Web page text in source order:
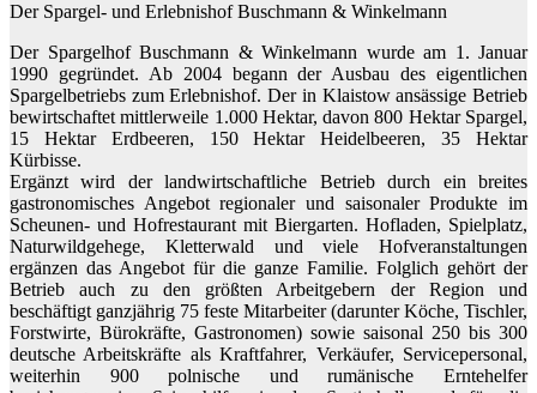
Der Spargel- und Erlebnishof Buschmann & Winkelmann
Der Spargelhof Buschmann & Winkelmann wurde am 1. Januar
1990 gegründet. Ab 2004 begann der Ausbau des eigentlichen
Spargelbetriebs zum Erlebnishof. Der in Klaistow ansässige Betrieb
bewirtschaftet mittlerweile 1.000 Hektar, davon 800 Hektar Spargel,
15 Hektar Erdbeeren, 150 Hektar Heidelbeeren, 35 Hektar
Kürbisse.
Ergänzt wird der landwirtschaftliche Betrieb durch ein breites
gastronomisches Angebot regionaler und saisonaler Produkte im
Scheunen- und Hofrestaurant mit Biergarten. Hofladen, Spielplatz,
Naturwildgehege, Kletterwald und viele Hofveranstaltungen
ergänzen das Angebot für die ganze Familie. Folglich gehört der
Betrieb auch zu den größten Arbeitgebern der Region und
beschäftigt ganzjährig 75 feste Mitarbeiter (darunter Köche, Tischler,
Forstwirte, Bürokräfte, Gastronomen) sowie saisonal 250 bis 300
deutsche Arbeitskräfte als Kraftfahrer, Verkäufer, Servicepersonal,
weiterhin 900 polnische und rumänische Erntehelfer